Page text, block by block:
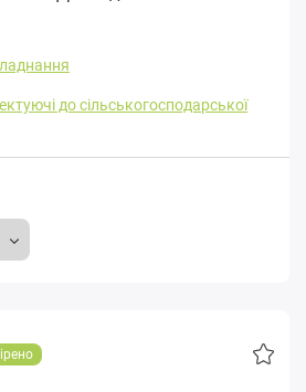
до сільськогосподарської